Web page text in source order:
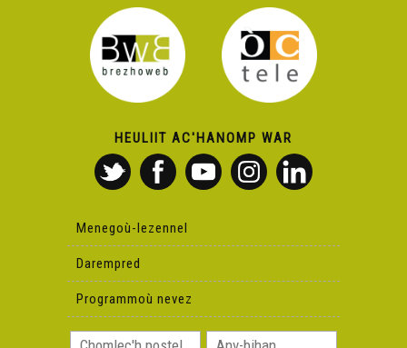
HEULIIT AC'HANOMP WAR
Menegoù-lezennel
Darempred
Programmoù nevez